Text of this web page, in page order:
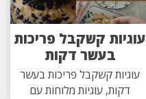
עוגיות קשקבל פריכות
בעשר דקות
עוגיות קשקבל פריכות בעשר
דקות, עוגיות מלוחות עם